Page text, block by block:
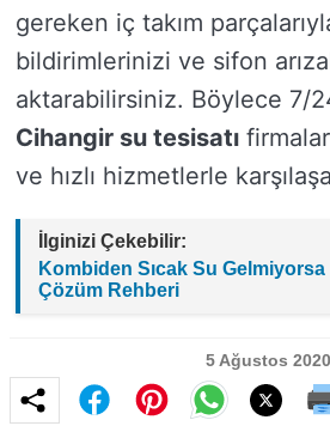
gereken iç takım
bildirimlerinizi ve sifon
aktarabilirsiniz. Böylece 7/
Cihangir su tesisatı
ve hızlı hizmetlerle
İlginizi Çekebilir:
Kombiden Sıcak Su Gelmiyorsa
Çözüm Rehberi
5 Ağustos 2020